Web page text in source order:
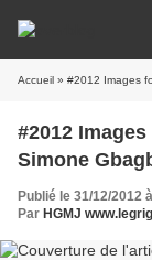
Accueil » #2012 Images
#2012
Simone
Publié le 31/12/2012
Par HGMJ